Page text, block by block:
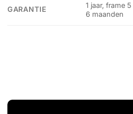
GARANTIE
1 jaar, frame
6 maanden